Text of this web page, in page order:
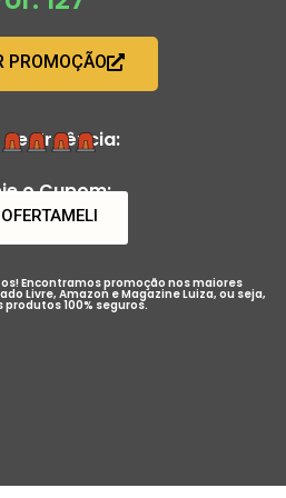
PROMOÇÃO
de Urgência:
o Cupom:
OFERTAMELI
Encontramos promoção nos maiores
Livre, Amazon e Magazine Luiza, ou seja,
100% seguros.